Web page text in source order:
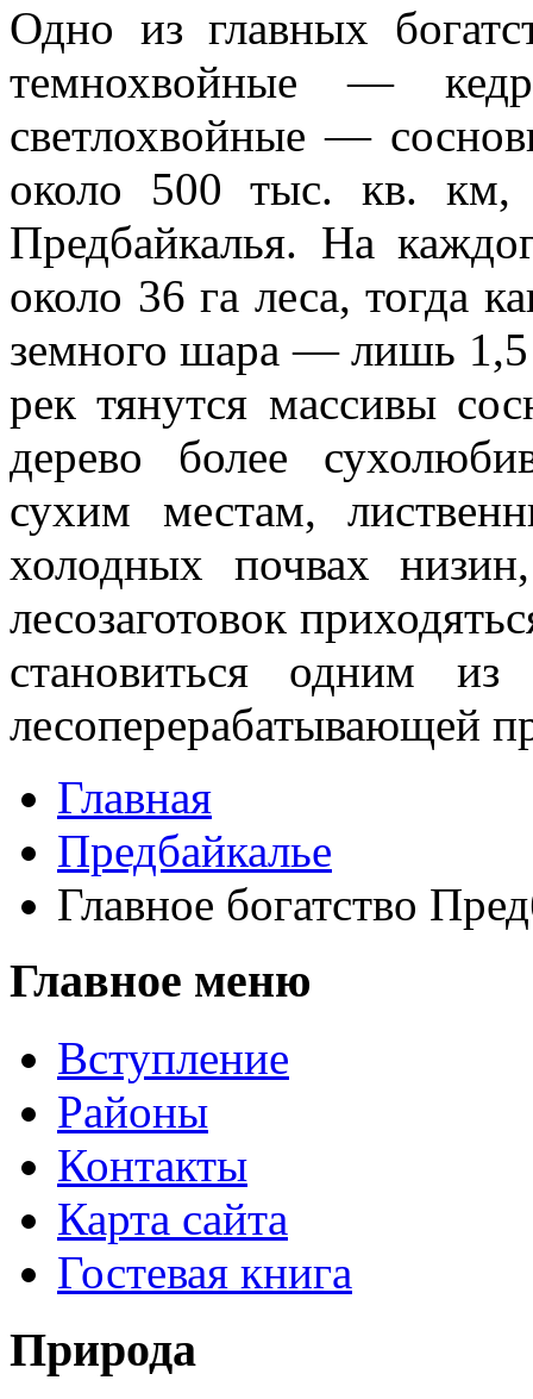
Одно из главных
темнохвойные —
светлохвойные —
около 500 тыс. кв. км,
Предбайкалья. На
около 36 га леса, тогда
земного шара — лишь 1,5
рек тянутся массивы
дерево более
сухим местам,
холодных почвах
лесозаготовок
становиться одним
лесоперерабатывающей
Главная
Предбайкалье
Главное богатство
Главное меню
Вступление
Районы
Контакты
Карта сайта
Гостевая книга
Природа